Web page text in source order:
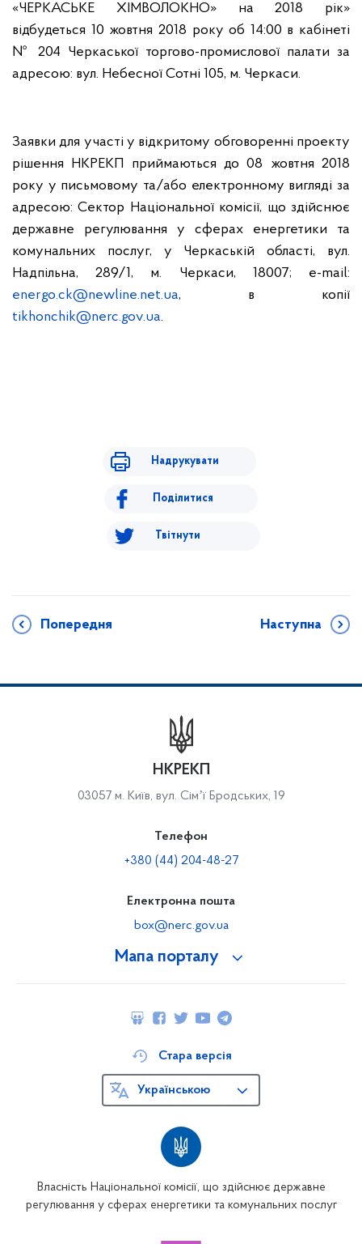
«ЧЕРКАСЬКЕ ХІМВОЛОКНО» на 2018 рік»
відбудеться 10 жовтня 2018 року об 14:00 в кабінеті
№
204 Черкаської торгово-промислової палати за
адресою: вул. Небесної Сотні 105, м. Черкаси.
Заявки для участі у відкритому обговоренні проекту
рішення НКРЕКП приймаються до 08 жовтня 2018
року у письмовому та/або електронному вигляді за
адресою: Сектор Національної комісії, що здійснює
державне регулювання у сферах енергетики та
комунальних послуг, у Черкаській області, вул.
Надпільна, 289/1, м. Черкаси, 18007; e-mail:
energo.ck@newline.net.ua, в копії
tikhonchik@nerc.gov.ua.
Надрукувати
Поділитися
Твітнути
Попередня Наступна
Мапа порталу
НКРЕКП
03057 м. Київ, вул. Сімʼї Бродських, 19
Телефон
+380 (44) 204-48-27
Електронна пошта
box@nerc.gov.ua
Власність Національної комісії, що здійснює державне
регулювання у сферах енергетики та комунальних послуг
Стара версія
Українською